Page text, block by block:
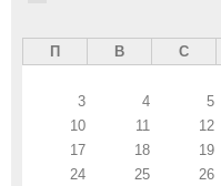
П В С
3
4 5
10
11 12
17
18 19
24
25 26